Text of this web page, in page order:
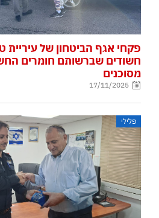
פקחי אגף הביטחון של עיריית
חשודים שברשותם חומרים
מסוכנים
17/11/2025
פלילי